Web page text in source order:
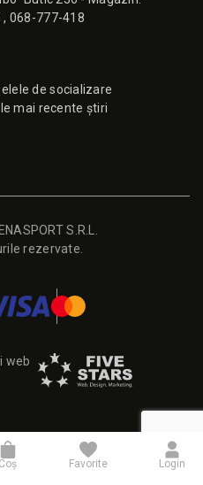
, 068-777-418
de socializare
mai recente știri
S.R.L.
rezervate.
web
Coş Favorite Login